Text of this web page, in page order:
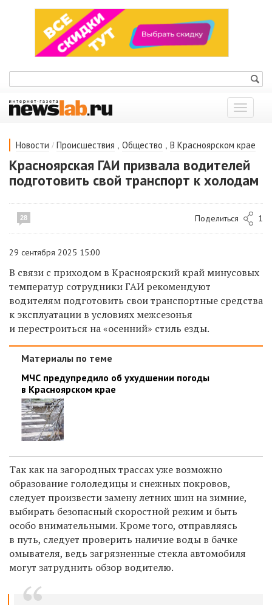
Показать
меню
Новости / Происшествия , Общество , В Красноярском крае
Красноярская ГАИ призвала водителей
подготовить свой транспорт к холодам
28 Поделиться 1
29 сентября 2025 15:00
В связи с приходом в Красноярский край минусовых
температур сотрудники ГАИ рекомендуют
водителям подготовить свои транспортные средства
к эксплуатации в условиях межсезонья
и перестроиться на «осенний» стиль езды.
Материалы по теме
МЧС предупредило об ухудшении погоды
в Красноярском крае
Так как на загородных трассах уже возможно
образование гололедицы и снежных покровов,
следует произвести замену летних шин на зимние,
выбирать безопасный скоростной режим и быть
особо внимательными. Кроме того, отправляясь
в путь, следует проверить наличие воды в бачке
омывателя, ведь загрязненные стекла автомобиля
могут затруднить обзор водителю.